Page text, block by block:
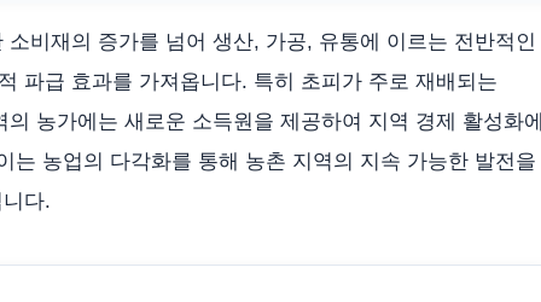
소비재의 증가를 넘어 생산, 가공, 유통에 이르는 전반적인
파급 효과를 가져옵니다. 특히 초피가 주로 재배되는
농가에는 새로운 소득원을 제공하여 지역 경제 활성화에
는 농업의 다각화를 통해 농촌 지역의 지속 가능한 발전을
다.